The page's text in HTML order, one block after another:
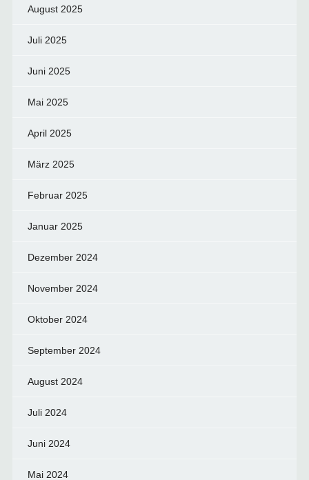
August 2025
Juli 2025
Juni 2025
Mai 2025
April 2025
März 2025
Februar 2025
Januar 2025
Dezember 2024
November 2024
Oktober 2024
September 2024
August 2024
Juli 2024
Juni 2024
Mai 2024